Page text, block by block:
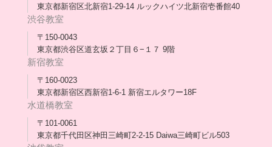
スタッフ紹介
合格・進路実績
協力団体
理事長・会長あいさつ
東京都新宿区北新宿1-29-14 ルックハイツ北新宿壱番館40
渋谷教室
〒150-0043
東京都渋谷区道玄坂２丁目６−１７ 9階
新宿教室
〒160-0023
東京都新宿区西新宿1-6-1 新宿エルタワー18F
水道橋教室
〒101-0061
東京都千代田区神田三崎町2-2-15 Daiwa三崎町ビル503